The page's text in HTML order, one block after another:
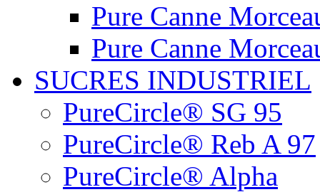
Pure Canne
Pure Canne
SUCRES INDUSTRIEL
PureCircle® SG 95
PureCircle® Reb A 97
PureCircle® Alpha